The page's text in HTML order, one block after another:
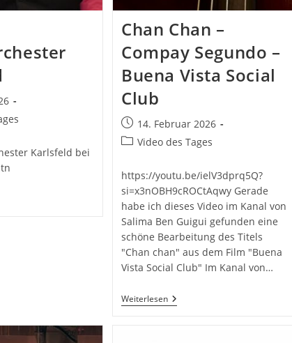
Karlsfeld bei
Chan Chan –
Compay Segundo –
Buena Vista Social
Club
Beitrag
veröffentlicht:
14. Februar 2026
Beitrags-
Video des Tages
https://youtu.be/ielV3dprq5Q?
si=x3nOBH9cROCtAqwy Gerade
habe ich dieses Video im Kanal von
Salima Ben Guigui gefunden eine
schöne Bearbeitung des Titels
"Chan chan" aus dem Film "Buena
Vista Social Club" Im Kanal von…
WeiterlesenChan
Chan